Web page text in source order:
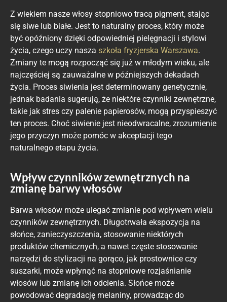
Z wiekiem nasze włosy stopniowo tracą pigment, stając
się siwe lub białe. Jest to naturalny proces, który może
być opóźniony dzięki odpowiedniej pielęgnacji i stylowi
życia, czego uczy nasza szkoła fryzjerska Warszawa.
Zmiany te mogą rozpocząć się już w młodym wieku, ale
najczęściej są zauważalne w późniejszych dekadach
życia. Proces siwienia jest determinowany genetycznie,
jednak badania sugerują, że niektóre czynniki zewnętrzne,
takie jak stres czy palenie papierosów, mogą przyspieszyć
ten proces. Choć siwienie jest nieodwracalne, zrozumienie
jego przyczyn może pomóc w akceptacji tego
naturalnego etapu życia.
Wpływ czynników zewnętrznych na
zmianę barwy włosów
Barwa włosów może ulegać zmianie pod wpływem wielu
czynników zewnętrznych. Długotrwała ekspozycja na
słońce, zanieczyszczenia, stosowanie niektórych
produktów chemicznych, a nawet częste stosowanie
narzędzi do stylizacji na gorąco, jak prostownice czy
suszarki, może wpłynąć na stopniowe rozjaśnianie
włosów lub zmianę ich odcienia. Słońce może
powodować degradację melaniny, prowadząc do